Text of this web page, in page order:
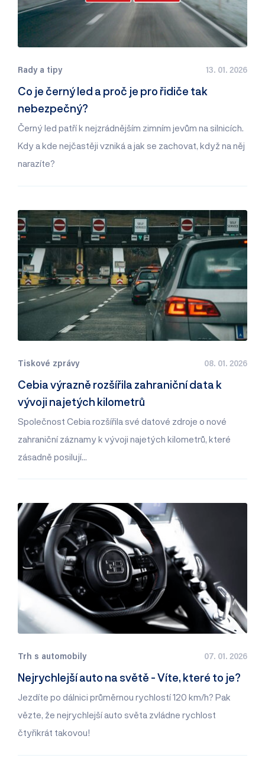
Rady a tipy 13. 01. 2026
Co je černý led a proč je pro řidiče tak
nebezpečný?
Černý led patří k nejzrádnějším zimním jevům na silnicích.
Kdy a kde nejčastěji vzniká a jak se zachovat, když na něj
narazíte?
Tiskové zprávy 08. 01. 2026
Cebia výrazně rozšířila zahraniční data k
vývoji najetých kilometrů
Společnost Cebia rozšířila své datové zdroje o nové
zahraniční záznamy k vývoji najetých kilometrů, které
zásadně posilují…
Trh s automobily 07. 01. 2026
Nejrychlejší auto na světě - Víte, které to je?
Jezdíte po dálnici průměrnou rychlostí 120 km/h? Pak
vězte, že nejrychlejší auto světa zvládne rychlost
čtyřikrát takovou!